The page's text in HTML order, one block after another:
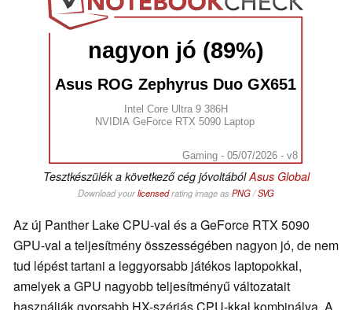
nagyon jó (89%)
Asus ROG Zephyrus Duo GX651
Intel Core Ultra 9 386H
NVIDIA GeForce RTX 5090 Laptop
Gaming - 05/07/2026 - v8
Tesztkészülék a következő cég jóvoltábólAsus Global
Download yourlicensedrating image as PNG/SVG
Az új Panther Lake CPU-val és a GeForce RTX 5090
GPU-val a teljesítmény összességében nagyon jó, de nem
tud lépést tartani a leggyorsabb játékos laptopokkal,
amelyek a GPU nagyobb teljesítményű változatait